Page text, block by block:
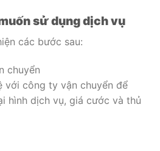
sử dụng dịch vụ
các bước sau:
chuyển
với công ty vận chuyển để
hình dịch vụ, giá cước và thủ